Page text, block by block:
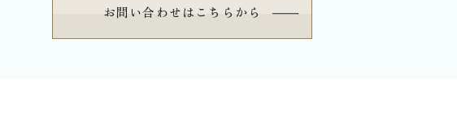
お問い合わせはこちらから